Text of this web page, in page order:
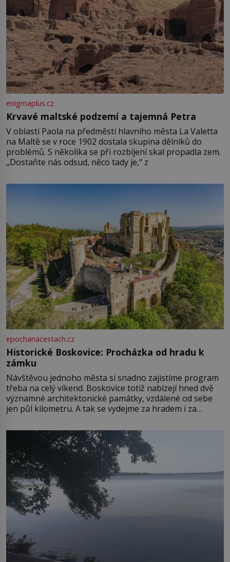
enigmaplus.cz
Krvavé maltské podzemí a tajemná Petra
V oblasti Paola na předměstí hlavního města La Valetta
na Maltě se v roce 1902 dostala skupina dělníků do
problémů. S několika se při rozbíjení skal propadla zem.
„Dostaňte nás odsud, něco tady je,“ z
epochanacestach.cz
Historické Boskovice: Procházka od hradu k
zámku
Návštěvou jednoho města si snadno zajistíme program
třeba na celý víkend. Boskovice totiž nabízejí hned dvě
významné architektonické památky, vzdálené od sebe
jen půl kilometru. A tak se vydejme za hradem i za
Boskovice na okraji Drahanské vrchoviny vznikla někdy
ve13. století, a už v roce 1313 kronikáři zaznamenali